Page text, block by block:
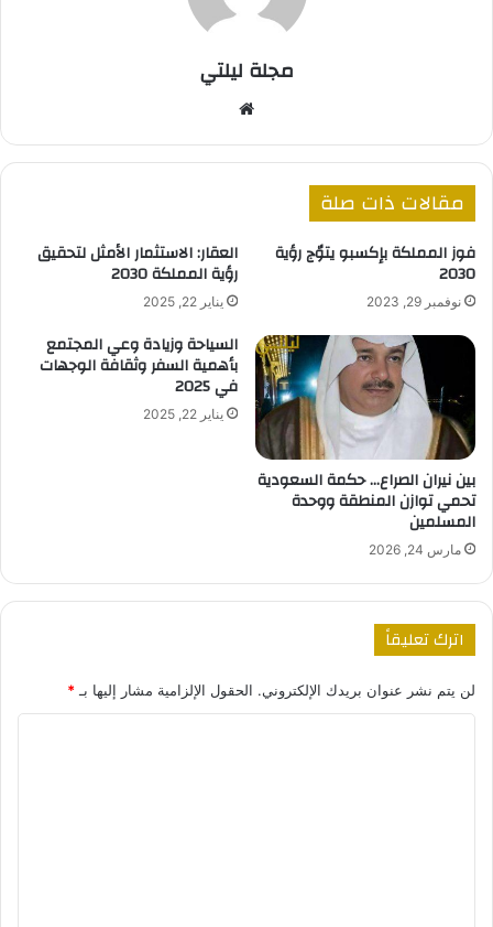
مجلة ليلتي
الوي
مقالات ذات صلة
فوز المملكة بإكسبو يتوٌج رؤية
2030
نوفمبر 29, 2023
العقار: الاستثمار الأمثل لتحقيق
رؤية المملكة 2030
يناير 22, 2025
بين نيران الصراع… حكمة السعودية
تحمي توازن المنطقة ووحدة
المسلمين
مارس 24, 2026
السياحة وزيادة وعي المجتمع
بأهمية السفر وثقافة الوجهات
في 2025
يناير 22, 2025
اترك تعليقاً
لن يتم نشر عنوان بريدك الإلكتروني. الحقول الإلزامية مشار إليها بـ *